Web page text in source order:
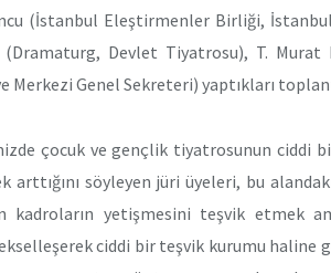
(İstanbul Eleştirmenler Birliği,
(Dramaturg, Devlet Tiyatrosu), T.
Merkezi Genel Sekreteri) yaptıkları
çocuk ve gençlik tiyatrosunun ciddi
arttığını söyleyen jüri üyeleri, bu
kadroların yetişmesini teşvik etmek
ciddi bir teşvik kurumu haline